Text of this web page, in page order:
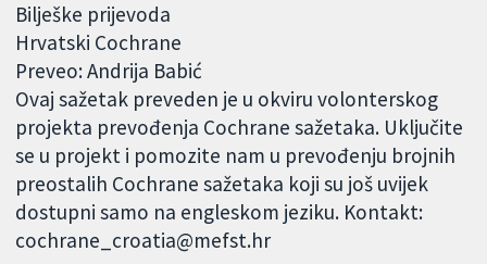
Bilješke prijevoda
Hrvatski Cochrane
Preveo: Andrija Babić
Ovaj sažetak preveden je u okviru volonterskog
projekta prevođenja Cochrane sažetaka. Uključite
se u projekt i pomozite nam u prevođenju brojnih
preostalih Cochrane sažetaka koji su još uvijek
dostupni samo na engleskom jeziku. Kontakt:
cochrane_croatia@mefst.hr